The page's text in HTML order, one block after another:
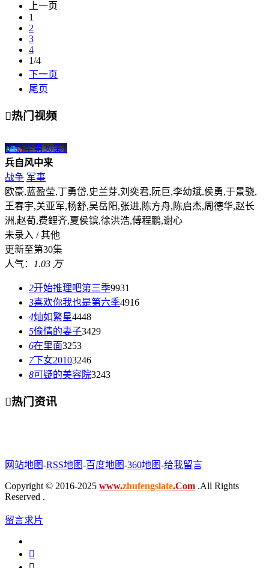
上一页
1
2
3
4
1/4
下一页
尾页
热门视频
更新至第30集1
兵自风中来
战争 军事
欧豪,蓝盈莹,丁勇岱,史兰芽,刘奕君,阮巨,李幼斌,侯勇,于景骁,
王春宇,关亚军,杨舒,吴岳阳,张进,陈方舟,陈启杰,周德华,赵长
洲,赵荀,费鲤齐,夏侯镔,徐洪浩,傅程鹏,谢心
未录入 / 其他
更新至第30集
人气：
1.03 万
2开始推理吧第三季9931
3喜欢你我也是第六季4916
4灿如繁星4448
5偷情的妻子3429
6在里面3253
7下女20103246
8可疑的美容院3243
热门资讯
网站地图-RSS地图-百度地图-360地图-给我留言
Copyright © 2016-2025 www.zhufengslate.Com .All Rights
Reserved .
留言求片
